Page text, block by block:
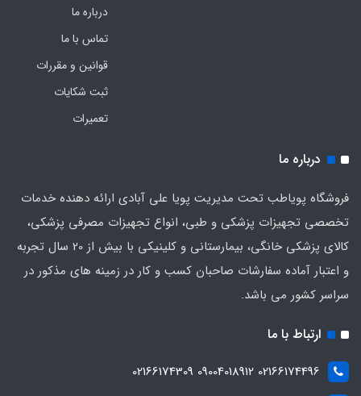
درباره ما
تماس با ما
قوانین و مقررات
ثبت شکایات
تعمیرات
درباره ما
فروشگاه پویاطب تحت مدیریت پویا علی آبادی ارائه دهنده خدمات
تخصصی تجهیزات پزشکی و طبی، انواع تجهیزات مصرفی پزشکی،
کالای پزشکی خانگی، بیمارستانی و کلینیکی با بیش از 20 سال تجربه
و اعتبار آماده سفارشات صاحبان کسب و کار در زمینه های مذکور در
سراسر کشور می باشد.
ارتباط با ما
02166174496 09004018912 02166174309